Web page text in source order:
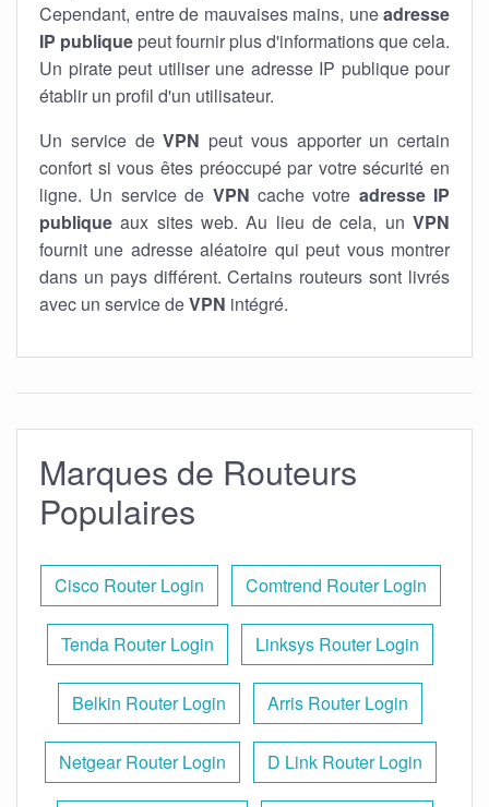
Cependant, entre de mauvaises mains, uneadresse
IP publique peut fournir plus d'informations que cela.
Un pirate peut utiliser une adresse IP publique pour
établir un profil d'un utilisateur.
Un service deVPN peut vous apporter un certain
confort si vous êtes préoccupé par votre sécurité en
ligne. Un service de VPN cache votre adresse IP
publique aux sites web. Au lieu de cela, un VPN
fournit une adresse aléatoire qui peut vous montrer
dans un pays différent. Certains routeurs sont livrés
avec un service deVPN intégré.
Marques de Routeurs
Populaires
Cisco Router Login Comtrend Router Login
Tenda Router Login Linksys Router Login
Belkin Router Login Arris Router Login
Netgear Router Login D Link Router Login